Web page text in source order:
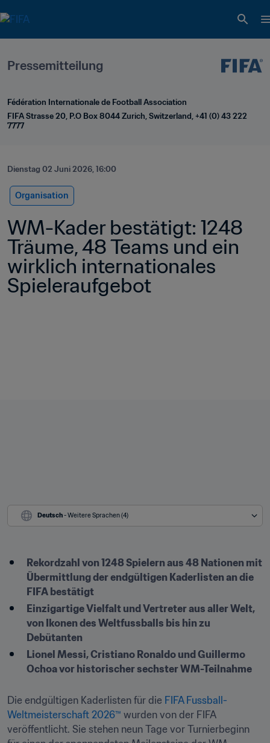
Pressemitteilung
Fédération Internationale de Football Association
FIFA Strasse 20, P.O Box 8044 Zurich, Switzerland, +41 (0) 43 222
7777
Dienstag 02 Juni 2026, 16:00
Organisation
WM-Kader bestätigt: 1248
Träume, 48 Teams und ein
wirklich internationales
Spieleraufgebot
Deutsch - Weitere Sprachen (4)
Rekordzahl von 1248 Spielern aus 48 Nationen mit
Übermittlung der endgültigen Kaderlisten an die
FIFA bestätigt
Einzigartige Vielfalt und Vertreter aus aller Welt,
von Ikonen des Weltfussballs bis hin zu
Debütanten
Lionel Messi, Cristiano Ronaldo und Guillermo
Ochoa vor historischer sechster WM-Teilnahme
Die endgültigen Kaderlisten für die FIFA Fussball-
Weltmeisterschaft 2026™ wurden von der FIFA
veröffentlicht. Sie stehen neun Tage vor Turnierbeginn